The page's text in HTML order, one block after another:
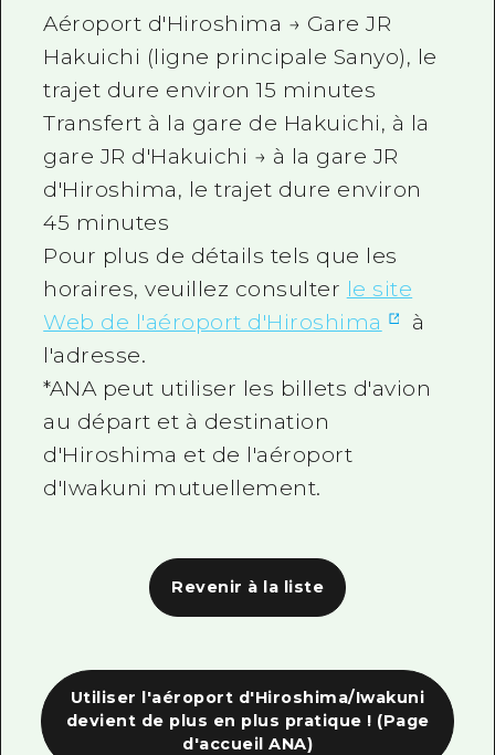
Aéroport d'Hiroshima → Gare JR
Hakuichi (ligne principale Sanyo), le
trajet dure environ 15 minutes
Transfert à la gare de Hakuichi, à la
gare JR d'Hakuichi → à la gare JR
d'Hiroshima, le trajet dure environ
45 minutes
Pour plus de détails tels que les
horaires, veuillez consulter le site
Web de l'aéroport d'Hiroshima
à
l'adresse.
*ANA peut utiliser les billets d'avion
au départ et à destination
d'Hiroshima et de l'aéroport
d'Iwakuni mutuellement.
Revenir à la liste
Utiliser l'aéroport d'Hiroshima/Iwakuni
devient de plus en plus pratique ! (Page
d'accueil ANA)